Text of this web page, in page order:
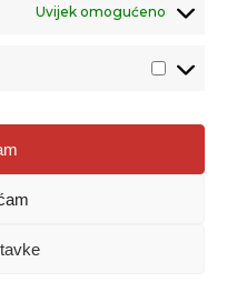
Uvijek omogućeno
uz navođenje izvora.